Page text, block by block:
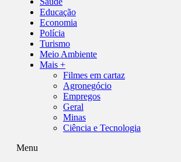
Educação
Economia
Polícia
Turismo
Meio Ambiente
Mais +
Filmes em cartaz
Agronegócio
Empregos
Geral
Minas
Ciência e Tecnologia
Menu